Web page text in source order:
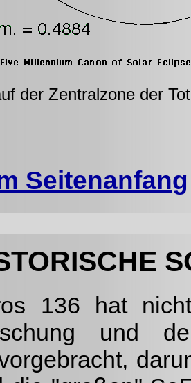
der Zentralzone der
Seitenanfang
136 hat
und